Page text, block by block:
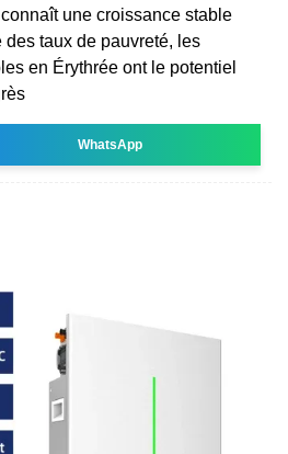
une croissance stable
taux de pauvreté, les
en Érythrée ont le potentiel
WhatsApp